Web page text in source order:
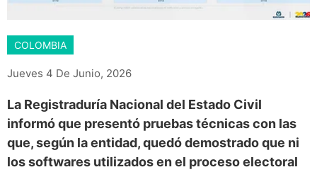
COLOMBIA
Jueves 4 De Junio, 2026
La Registraduría Nacional del Estado Civil
informó que presentó pruebas técnicas con las
que, según la entidad, quedó demostrado que ni
los softwares utilizados en el proceso electoral